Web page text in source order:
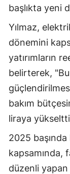
başlıkta yeni
Yılmaz,
dönemini
yatırımların
belirterek,
bakım
liraya
2025
kapsamında,
düzenli